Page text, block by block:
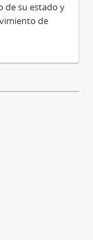
de su estado y
de